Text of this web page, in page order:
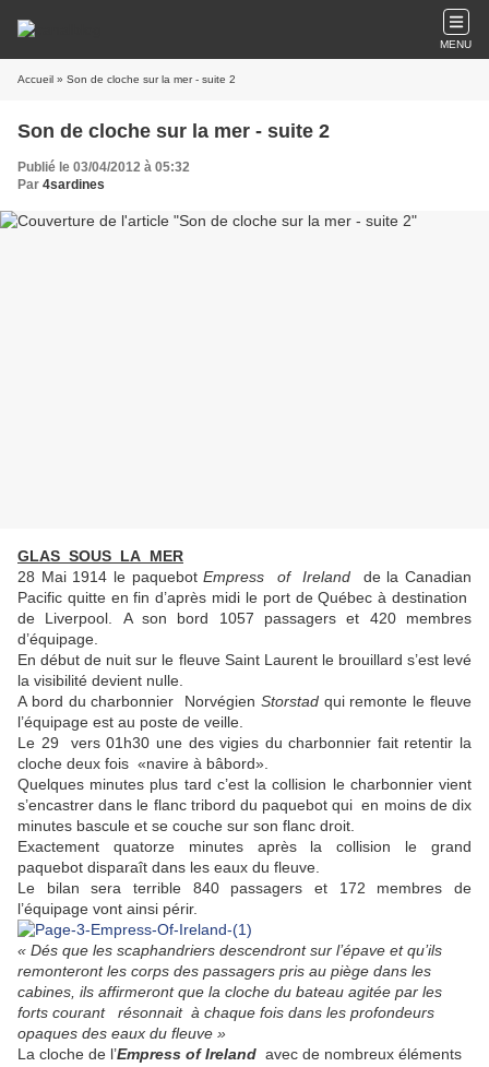
MENU
Accueil » Son de cloche sur la mer - suite 2
Son de cloche sur la mer - suite 2
Publié le 03/04/2012 à 05:32
Par 4sardines
GLAS SOUS LA MER
28 Mai 1914 le paquebotEmpress of Ireland
de la Canadian
Pacific quitte en fin d’après midi le port de Québec à destination
de Liverpool. A son bord 1057 passagers et 420 membres
d’équipage.
En début de nuit sur le fleuve Saint Laurent le brouillard s’est levé
la visibilité devient nulle.
A bord du charbonnier Norvégien Storstad qui remonte le fleuve
l’équipage est au poste de veille.
Le 29 vers 01h30 une des vigies du charbonnier fait retentir la
cloche deux fois «navire à bâbord».
Quelques minutes plus tard c’est la collision le charbonnier vient
s’encastrer dans le flanc tribord du paquebot qui en moins de dix
minutes bascule et se couche sur son flanc droit.
Exactement quatorze minutes après la collision le grand
paquebot disparaît dans les eaux du fleuve.
Le bilan sera terrible 840 passagers et 172 membres de
l’équipage vont ainsi périr.
« Dés que les scaphandriers descendront sur l’épave et qu’ils
remonteront les corps des passagers pris au piège dans les
cabines, ils affirmeront que la cloche du bateau agitée par les
forts courant résonnait à chaque fois dans les profondeurs
opaques des eaux du fleuve »
La cloche de l’Empress of Ireland avec de nombreux éléments